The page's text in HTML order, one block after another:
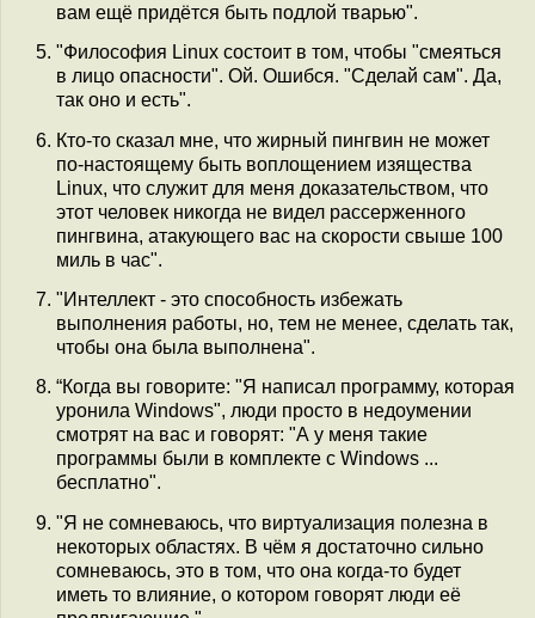
вам ещё придётся быть подлой тварью".
"Философия Linux состоит в том, чтобы "смеяться
в лицо опасности". Ой. Ошибся. "Сделай сам". Да,
так оно и есть".
Кто-то сказал мне, что жирный пингвин не может
по-настоящему быть воплощением изящества
Linux, что служит для меня доказательством, что
этот человек никогда не видел рассерженного
пингвина, атакующего вас на скорости свыше 100
миль в час".
"Интеллект - это способность избежать
выполнения работы, но, тем не менее, сделать так,
чтобы она была выполнена".
“Когда вы говорите: "Я написал программу, которая
уронила Windows", люди просто в недоумении
смотрят на вас и говорят: "А у меня такие
программы были в комплекте с Windows ...
бесплатно".
"Я не сомневаюсь, что виртуализация полезна в
некоторых областях. В чём я достаточно сильно
сомневаюсь, это в том, что она когда-то будет
иметь то влияние, о котором говорят люди её